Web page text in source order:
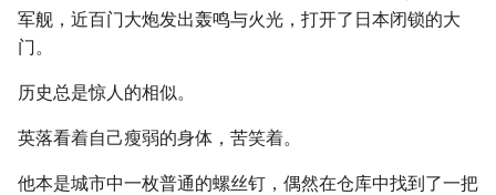
军舰，近百门大炮发出轰鸣与火光，打开了日本闭锁的大
门。
历史总是惊人的相似。
英落看着自己瘦弱的身体，苦笑着。
他本是城市中一枚普通的螺丝钉，偶然在仓库中找到了一把